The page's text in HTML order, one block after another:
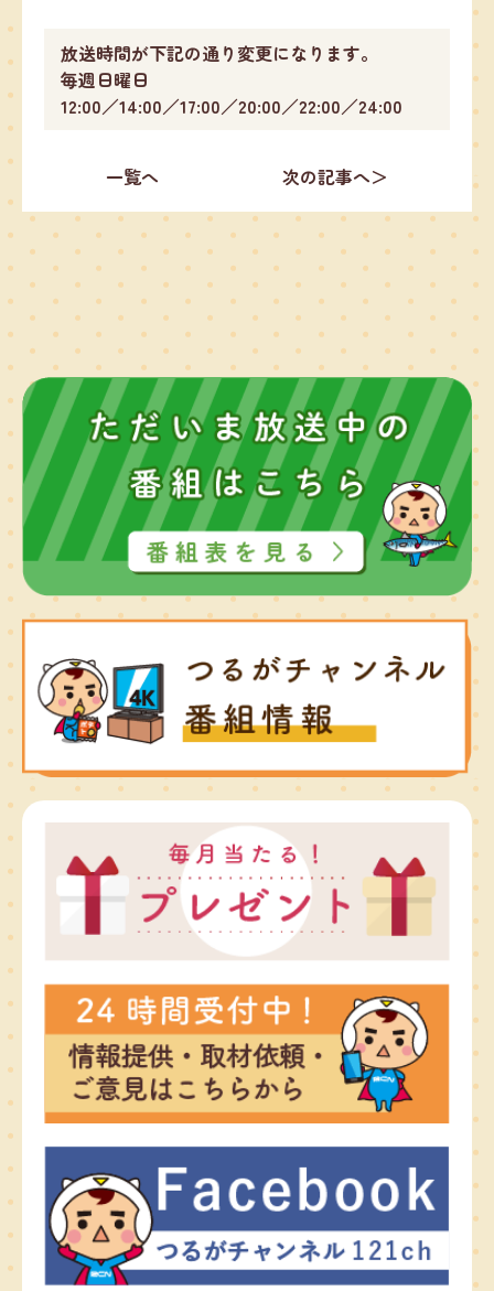
放送時間が下記の通り変更になります。
毎週日曜日
12:00／14:00／17:00／20:00／22:00／24:00
一覧へ 次の記事へ＞